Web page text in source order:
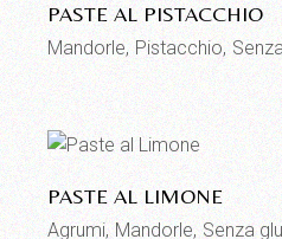
PASTE AL PISTACCHIO
Mandorle Pistacchio
Aggiungi
PASTE AL LIMONE
Agrumi Mandorle Senza